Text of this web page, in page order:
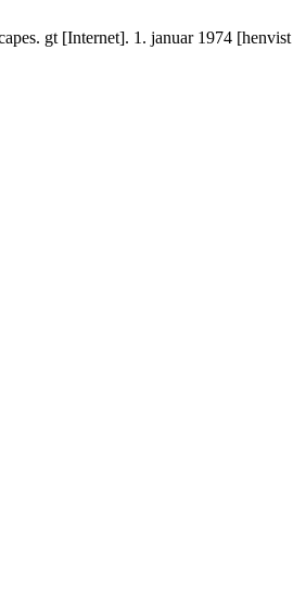
gt [Internet]. 1. januar 1974